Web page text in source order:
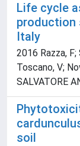
Life cycle
production
Italy
2016 Razza,
Toscano, V;
SALVATORE
soil